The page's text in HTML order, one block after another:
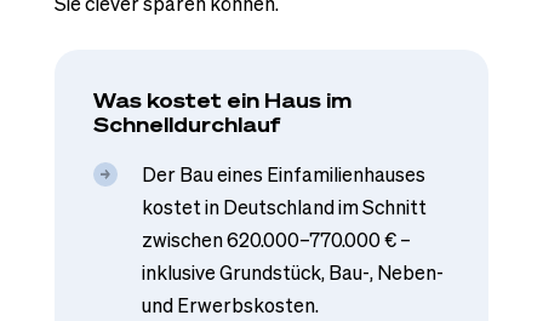
Was kostet ein Haus im
Schnelldurchlauf
Der Bau eines Einfamilienhauses
kostet in Deutschland im Schnitt
zwischen 620.000–770.000 € –
inklusive Grundstück, Bau-, Neben-
und Erwerbskosten.